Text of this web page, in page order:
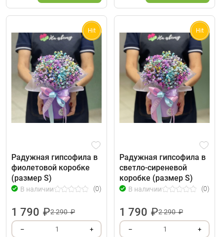
Hit
Радужная гипсофила в
фиолетовой коробке
(размер S)
В наличии (0)
1 790 ₽2 290 ₽
– 1 +
Hit
Радужная гипсофила в
светло-сиреневой
коробке (размер S)
В наличии (0)
1 790 ₽2 290 ₽
– 1 +